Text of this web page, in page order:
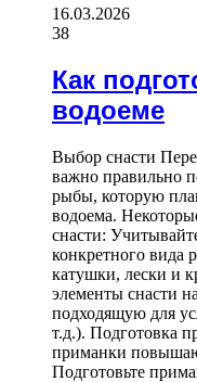
16.03.2026
38
Как
водоеме
Выбор снасти
важно правильно
рыбы, которую
водоема.
снасти:
конкретного вида
катушки, лески и
элементы снасти
подходящую для
т.д.). Подготовка
приманки
Подготовьте